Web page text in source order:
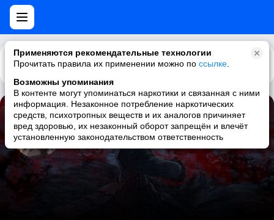
Применяются рекомендательные технологии
Прочитать правила их применении можно по ссылке
Возможны упоминания
В контенте могут упоминаться наркотики и связанная с ними
информация. Незаконное потребление наркотических
средств, психотропных веществ и их аналогов причиняет
вред здоровью, их незаконный оборот запрещён и влечёт
установленную законодательством ответственность
Каталог Рекомендации
Miku Tenshi
1275 треков